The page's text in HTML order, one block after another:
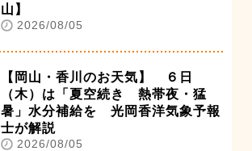
山】
2026/08/05
【岡山・香川のお天気】 ６日
（木）は「夏空続き 熱帯夜・猛
暑」水分補給を 光岡香洋気象予報
士が解説
2026/08/05